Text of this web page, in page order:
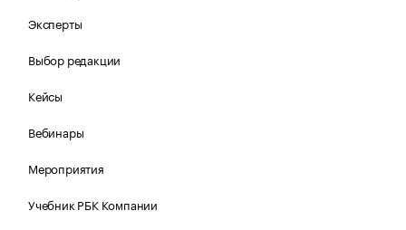
Эксперты
Выбор редакции
Кейсы
Вебинары
Мероприятия
Учебник РБК Компании